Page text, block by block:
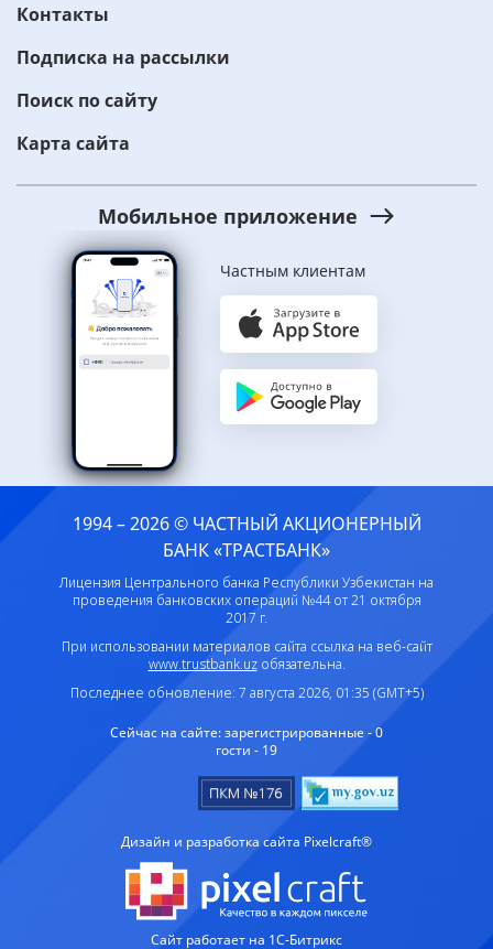
Контакты
Подписка на рассылки
Поиск по сайту
Карта сайта
Мобильное приложение
Частным клиентам
1994 – 2026 © ЧАСТНЫЙ АКЦИОНЕРНЫЙ
БАНК «ТРАСТБАНК»
Лицензия Центрального банка Республики Узбекистан на
проведения банковских операций №44 от 21 октября
2017 г.
При использовании материалов сайта ссылка на веб-сайт
www.trustbank.uzобязательна.
Последнее обновление: 7 августа 2026, 01:35 (GMT+5)
Сейчас на сайте:зарегистрированные - 0
гости - 19
Дизайн и разработка сайта Pixelcraft®
Сайт работает на 1C-Битрикс